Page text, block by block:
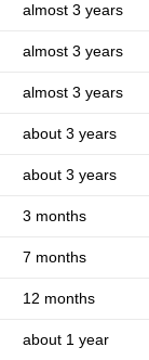
almost 3 years
almost 3 years
almost 3 years
about 3 years
about 3 years
3 months
7 months
12 months
about 1 year